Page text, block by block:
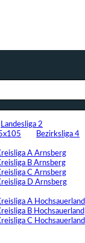
Landesliga 2
Bezirksliga 4
A Arnsberg
B Arnsberg
C Arnsberg
D Arnsberg
A Hochsauerland
B Hochsauerland
C Hochsauerland